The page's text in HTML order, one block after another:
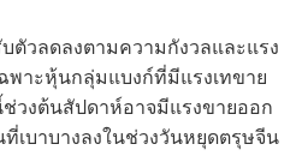
ตัวลดลงตามความกังวลและแรง
พาะหุ้นกลุ่มแบงก์ที่มีแรงเทขาย
วงต้นสัปดาห์อาจมีแรงขายออก
ที่เบาบางลงในช่วงวันหยุดตรุษจีน